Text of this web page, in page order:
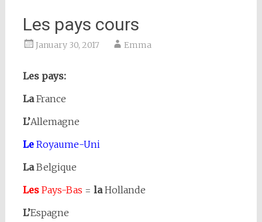
Les pays cours
January 30, 2017 Emma
Les pays:
LaFrance
L’Allemagne
LeRoyaume-Uni
LaBelgique
LesPays-Bas = laHollande
L’Espagne